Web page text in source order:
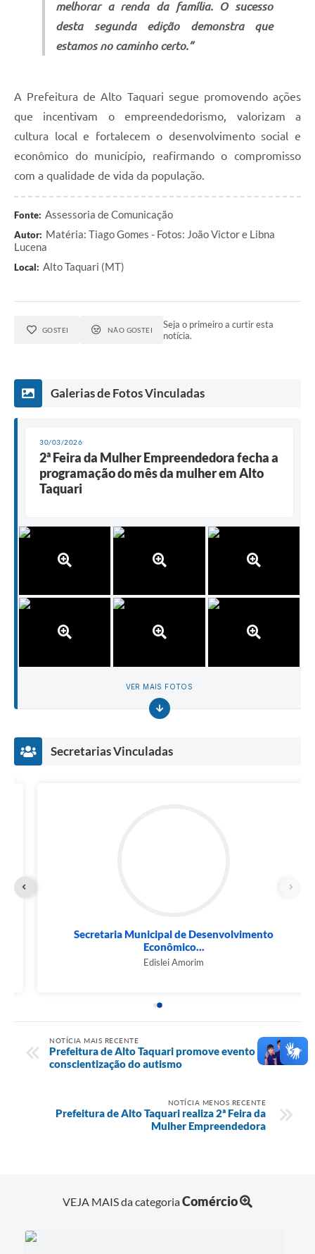
melhorar a renda da família. O sucesso
desta segunda edição demonstra que
estamos no caminho certo.”
A Prefeitura de Alto Taquari segue promovendo ações
que incentivam o empreendedorismo, valorizam a
cultura local e fortalecem o desenvolvimento social e
econômico do município, reafirmando o compromisso
com a qualidade de vida da população.
Fonte: Assessoria de Comunicação
Autor: Matéria: Tiago Gomes - Fotos: João Victor e Libna
Lucena
Local: Alto Taquari (MT)
GOSTEI NÃO GOSTEI
Seja o primeiro a curtir esta
notícia.
Galerias de Fotos Vinculadas
30/03/2026
2ª Feira da Mulher Empreendedora fecha a
programação do mês da mulher em Alto
Taquari
VER MAIS FOTOS
Secretarias Vinculadas
Secretaria Municipal de Desenvolvimento
Econômico...
Edislei Amorim
NOTÍCIA MAIS RECENTE
Prefeitura de Alto Taquari promove evento sobre
conscientização do autismo
NOTÍCIA MENOS RECENTE
Prefeitura de Alto Taquari realiza 2ª Feira da
Mulher Empreendedora
VEJA MAIS da categoriaComércio